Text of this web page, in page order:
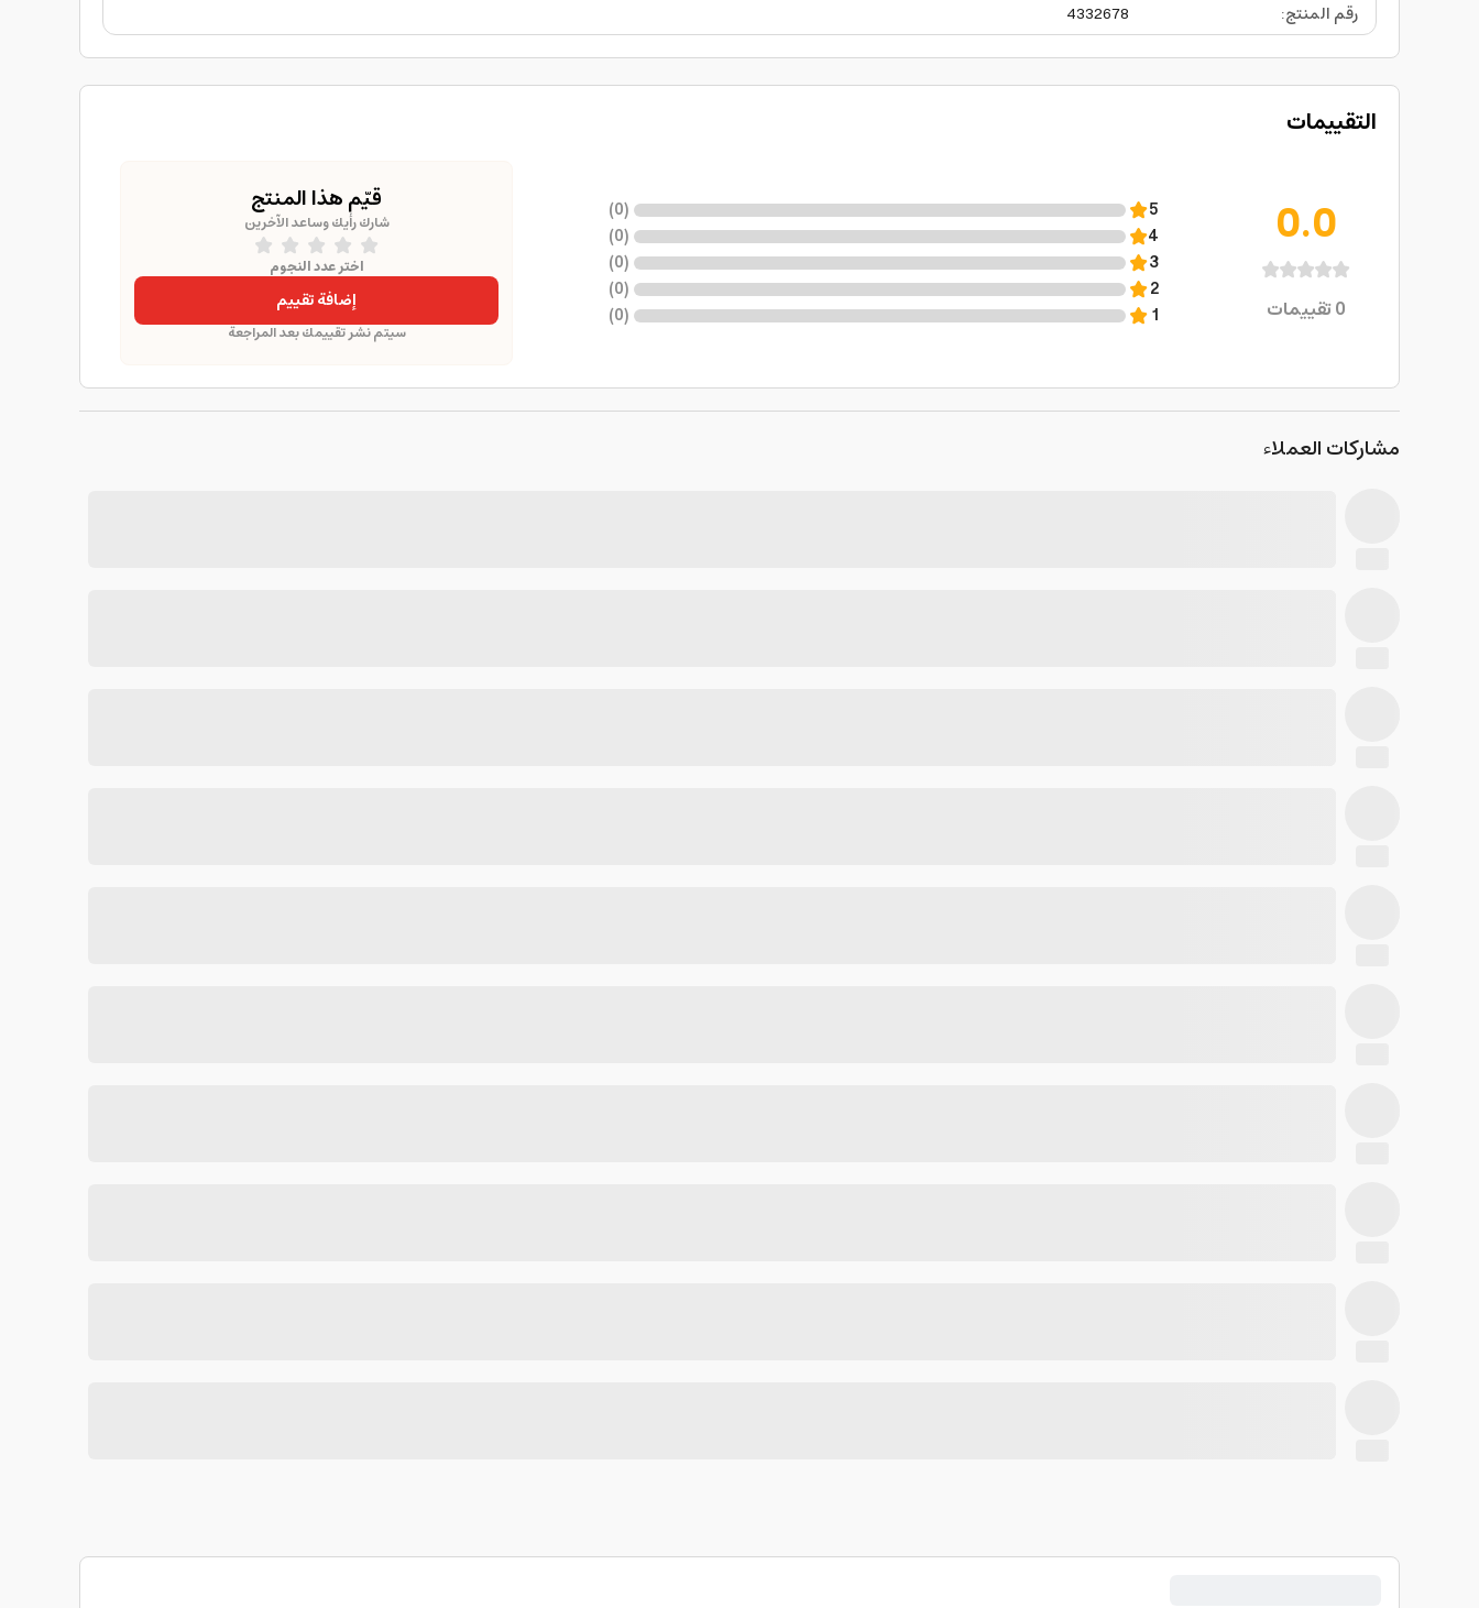
رقم المنتج:
4332678
التقييمات
0.0
0تقييمات
5
(
0
)
4
(
0
)
3
(
0
)
2
(
0
)
1
(
0
)
قيّم هذا المنتج
شارك رأيك وساعد الآخرين
اختر عدد النجوم
إضافة تقييم
سيتم نشر تقييمك بعد المراجعة
مشاركات العملاء